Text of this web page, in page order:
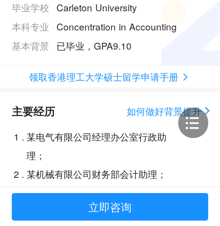
毕业学校
Carleton University
本科专业
Concentration in Accounting
基本背景
已毕业，GPA9.10
领取香港理工大学硕士留学申请手册
主要经历
如何做好背景提升
1 . 某电气有限公司经理办公室行政助
理；
2 . 某机械有限公司财务部会计助理；
3.Sammi & Soupe Dumpling前台前
台经理&财务会计助理；
立即咨询